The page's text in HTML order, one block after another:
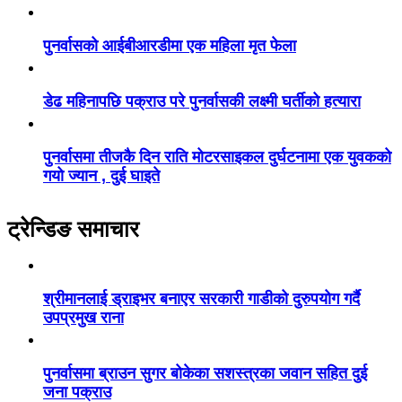
पुनर्वासको आईबीआरडीमा एक महिला मृत फेला
डेढ महिनापछि पक्राउ परे पुनर्वासकी लक्ष्मी घर्तीको हत्यारा
पुनर्वासमा तीजकै दिन राति मोटरसाइकल दुर्घटनामा एक युवकको
गयो ज्यान , दुई घाइते
ट्रेन्डिङ समाचार
श्रीमानलाई ड्राइभर बनाएर सरकारी गाडीको दुरुपयोग गर्दै
उपप्रमुख राना
पुनर्वासमा ब्राउन सुगर बोकेका सशस्त्रका जवान सहित दुई
जना पक्राउ